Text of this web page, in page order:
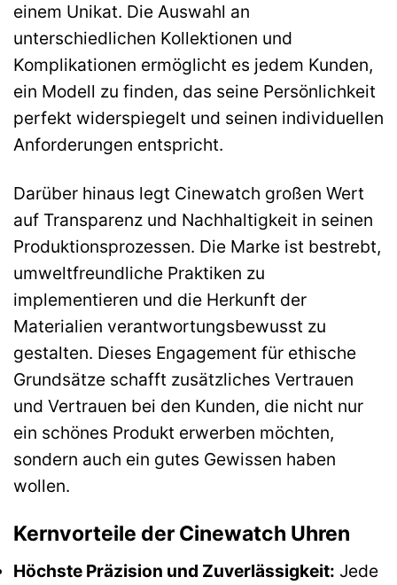
einem Unikat. Die Auswahl an
unterschiedlichen Kollektionen und
Komplikationen ermöglicht es jedem Kunden,
ein Modell zu finden, das seine Persönlichkeit
perfekt widerspiegelt und seinen individuellen
Anforderungen entspricht.
Darüber hinaus legt Cinewatch großen Wert
auf Transparenz und Nachhaltigkeit in seinen
Produktionsprozessen. Die Marke ist bestrebt,
umweltfreundliche Praktiken zu
implementieren und die Herkunft der
Materialien verantwortungsbewusst zu
gestalten. Dieses Engagement für ethische
Grundsätze schafft zusätzliches Vertrauen
und Vertrauen bei den Kunden, die nicht nur
ein schönes Produkt erwerben möchten,
sondern auch ein gutes Gewissen haben
wollen.
Kernvorteile der Cinewatch Uhren
Höchste Präzision und Zuverlässigkeit: Jede